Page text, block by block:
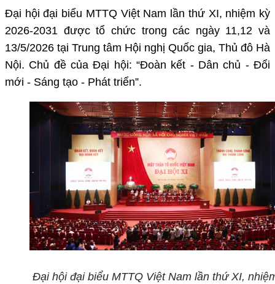
Đại hội đại biểu MTTQ Việt Nam lần thứ XI, nhiệm kỳ
2026-2031 được tổ chức trong các ngày 11,12 và
13/5/2026 tại Trung tâm Hội nghị Quốc gia, Thủ đô Hà
Nội. Chủ đề của Đại hội: “Đoàn kết - Dân chủ - Đổi
mới - Sáng tạo - Phát triển”.
Đại hội đại biểu MTTQ Việt Nam lần thứ XI,